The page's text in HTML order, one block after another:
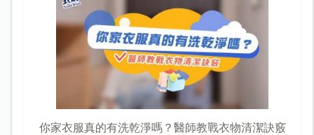
你家衣服真的有洗乾淨嗎？醫師教戰衣物清潔訣竅